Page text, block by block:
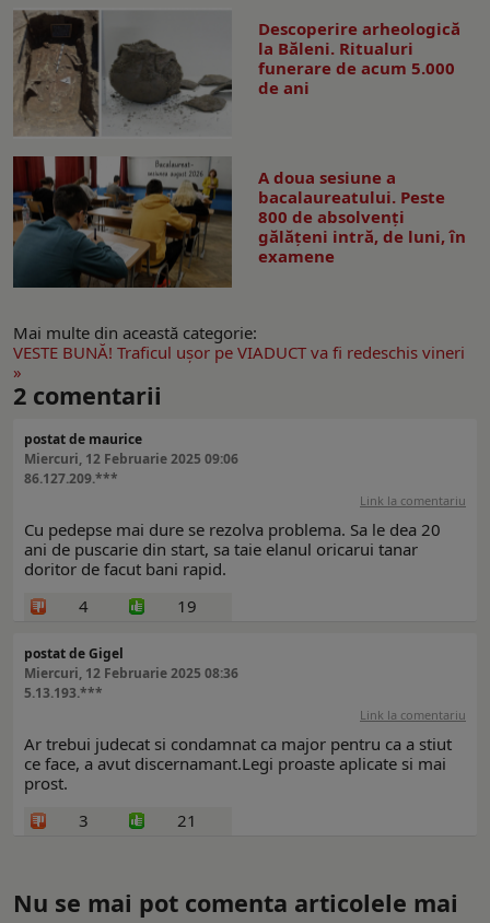
Descoperire arheologică
la Băleni. Ritualuri
funerare de acum 5.000
de ani
A doua sesiune a
bacalaureatului. Peste
800 de absolvenţi
gălăţeni intră, de luni, în
examene
Mai multe din această categorie:
VESTE BUNĂ! Traficul uşor pe VIADUCT va fi redeschis vineri
»
2 comentarii
postat de maurice
Miercuri, 12 Februarie 2025 09:06
86.127.209.***
Link la comentariu
Cu pedepse mai dure se rezolva problema. Sa le dea 20
ani de puscarie din start, sa taie elanul oricarui tanar
doritor de facut bani rapid.
4
19
postat de Gigel
Miercuri, 12 Februarie 2025 08:36
5.13.193.***
Link la comentariu
Ar trebui judecat si condamnat ca major pentru ca a stiut
ce face, a avut discernamant.Legi proaste aplicate si mai
prost.
3
21
Nu se mai pot comenta articolele mai